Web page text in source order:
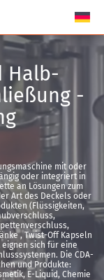
Halb-
-
mit oder
oder integriert in
an Lösungen zum
Art des Deckels oder
(Flüssigkeiten,
, Twist-Off Kapseln
eignen sich für eine
Die CDA-
und Produkte:
E-Liquid, Chemie